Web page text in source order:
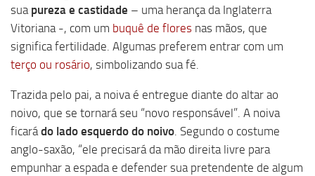
sua pureza e castidade – uma herança da Inglaterra
Vitoriana -, com um buquê de flores nas mãos, que
significa fertilidade. Algumas preferem entrar com um
terço ou rosário, simbolizando sua fé.
Trazida pelo pai, a noiva é entregue diante do altar ao
noivo, que se tornará seu “novo responsável”. A noiva
ficarádo lado esquerdo do noivo. Segundo o costume
anglo-saxão, “ele precisará da mão direita livre para
empunhar a espada e defender sua pretendente de algum